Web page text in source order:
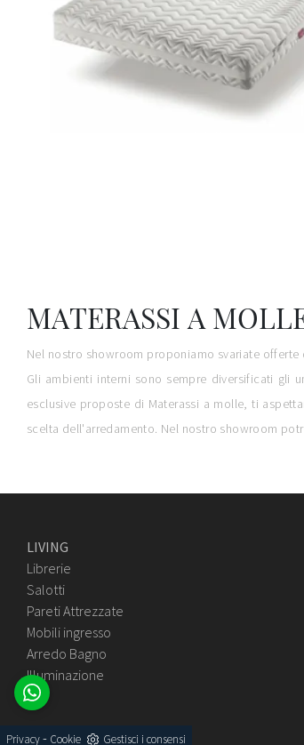
MATERASSI A
Nel nostro showroom proponiamo svariate offerte
Gli ambienti interni sono sempre diversificati gli
esclusive proposte di Materassi a molle, ti
scelta dell'arredamento. Nel nostro showroom
LIVING
Librerie
Salotti
Pareti Attrezzate
Mobili ingresso
Arredo Bagno
Illuminazione
Privacy- Cookie Gestisci i consensi